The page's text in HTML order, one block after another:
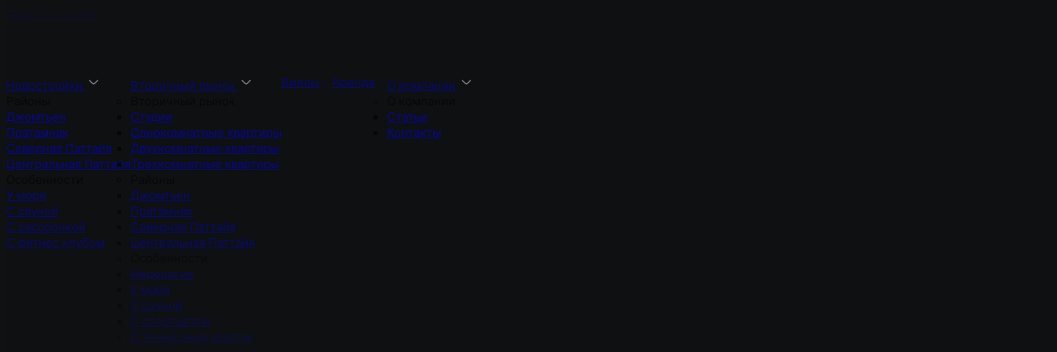
Новостройки
Джомтьен
Пратамнак
Северная Паттайя
Центральная Паттайя
У моря
С сауной
С рассрочкой
С фитнес клубом
Вторичный рынок
Студии
Однокомнатные квартиры
Двухкомнатные квартиры
Трехкомнатные квартиры
Джомтьен
Пратамнак
Северная Паттайя
Центральная Паттайя
Недорогие
У моря
С сауной
С спортзалом
С теннисным кортом
Виллы Аренда
О компании
Статьи
Контакты